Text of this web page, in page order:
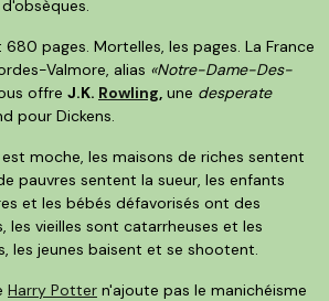
pages. Mortelles, les pages. La France
Valmore, alias «Notre-Dame-Des-
offre J.K. Rowling une desperate
pour Dickens.
moche, les maisons de riches sentent
pauvres sentent la sueur, les enfants
et les bébés défavorisés ont des
les vieilles sont catarrheuses et les
les jeunes baisent et se shootent.
Harry Potter n'ajoute pas le manichéisme